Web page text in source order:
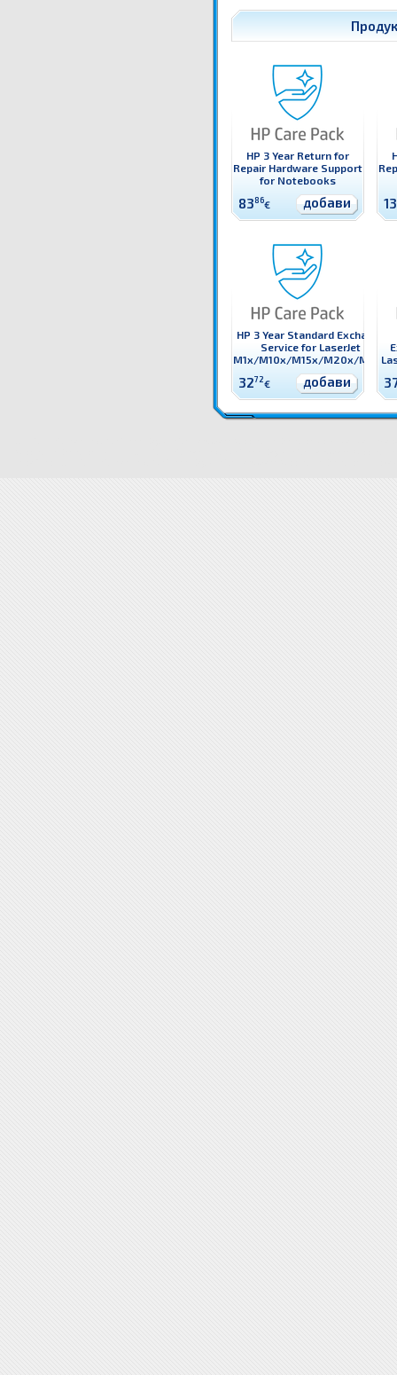
HP 3 Year Return for
Repair Hardware Support
for Notebooks
8386€ добави
HP 3 Year Standard Exchange
Service for LaserJet
M1x/M10x/M15x/M20x/M25x
3272€ добави